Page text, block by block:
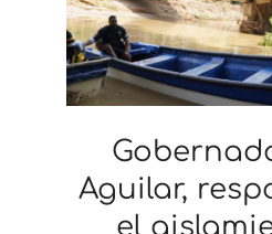
Aguilar,
el